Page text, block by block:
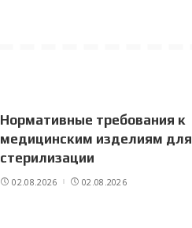
Нормативные требования к
медицинским изделиям для
стерилизации
02.08.2026 02.08.2026